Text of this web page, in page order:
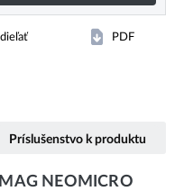
PDF
Príslušenstvo k produktu
NEOMICRO